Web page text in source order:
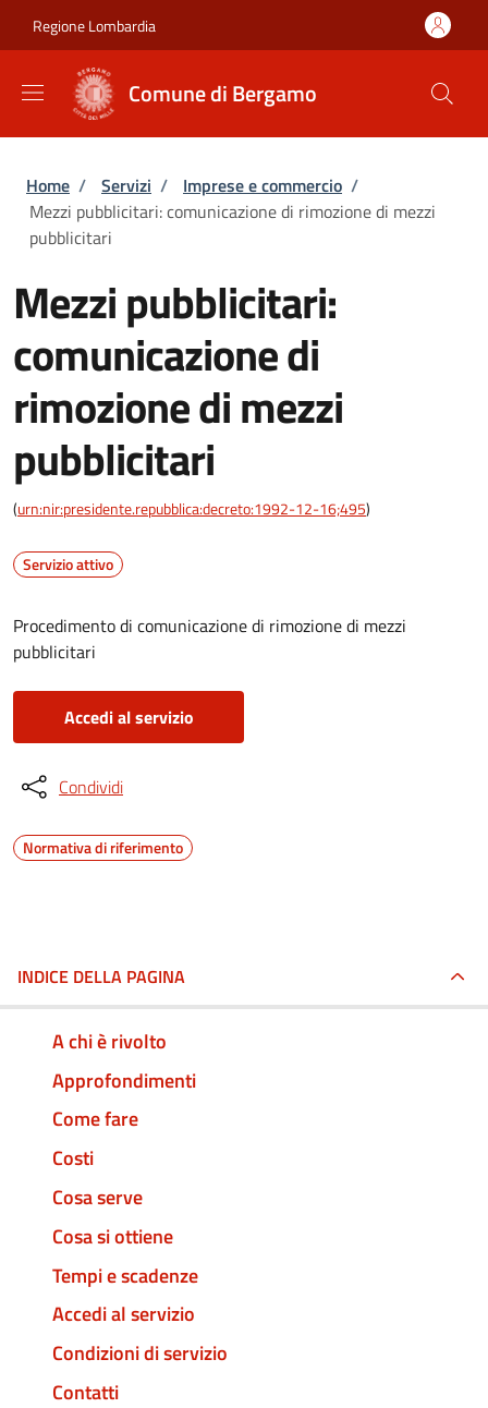
Regione Lombardia
Comune di Bergamo
Briciole di pane
Home / Servizi / Imprese e commercio /
Mezzi pubblicitari: comunicazione di rimozione di mezzi
pubblicitari
Mezzi pubblicitari:
comunicazione di
rimozione di mezzi
pubblicitari
(urn:nir:presidente.repubblica:decreto:1992-12-16;495)
Servizio attivo
Procedimento di comunicazione di rimozione di mezzi
pubblicitari
Accedi al servizio
Condividi
Normativa di riferimento
INDICE DELLA PAGINA
A chi è rivolto
Approfondimenti
Come fare
Costi
Cosa serve
Cosa si ottiene
Tempi e scadenze
Accedi al servizio
Condizioni di servizio
Contatti